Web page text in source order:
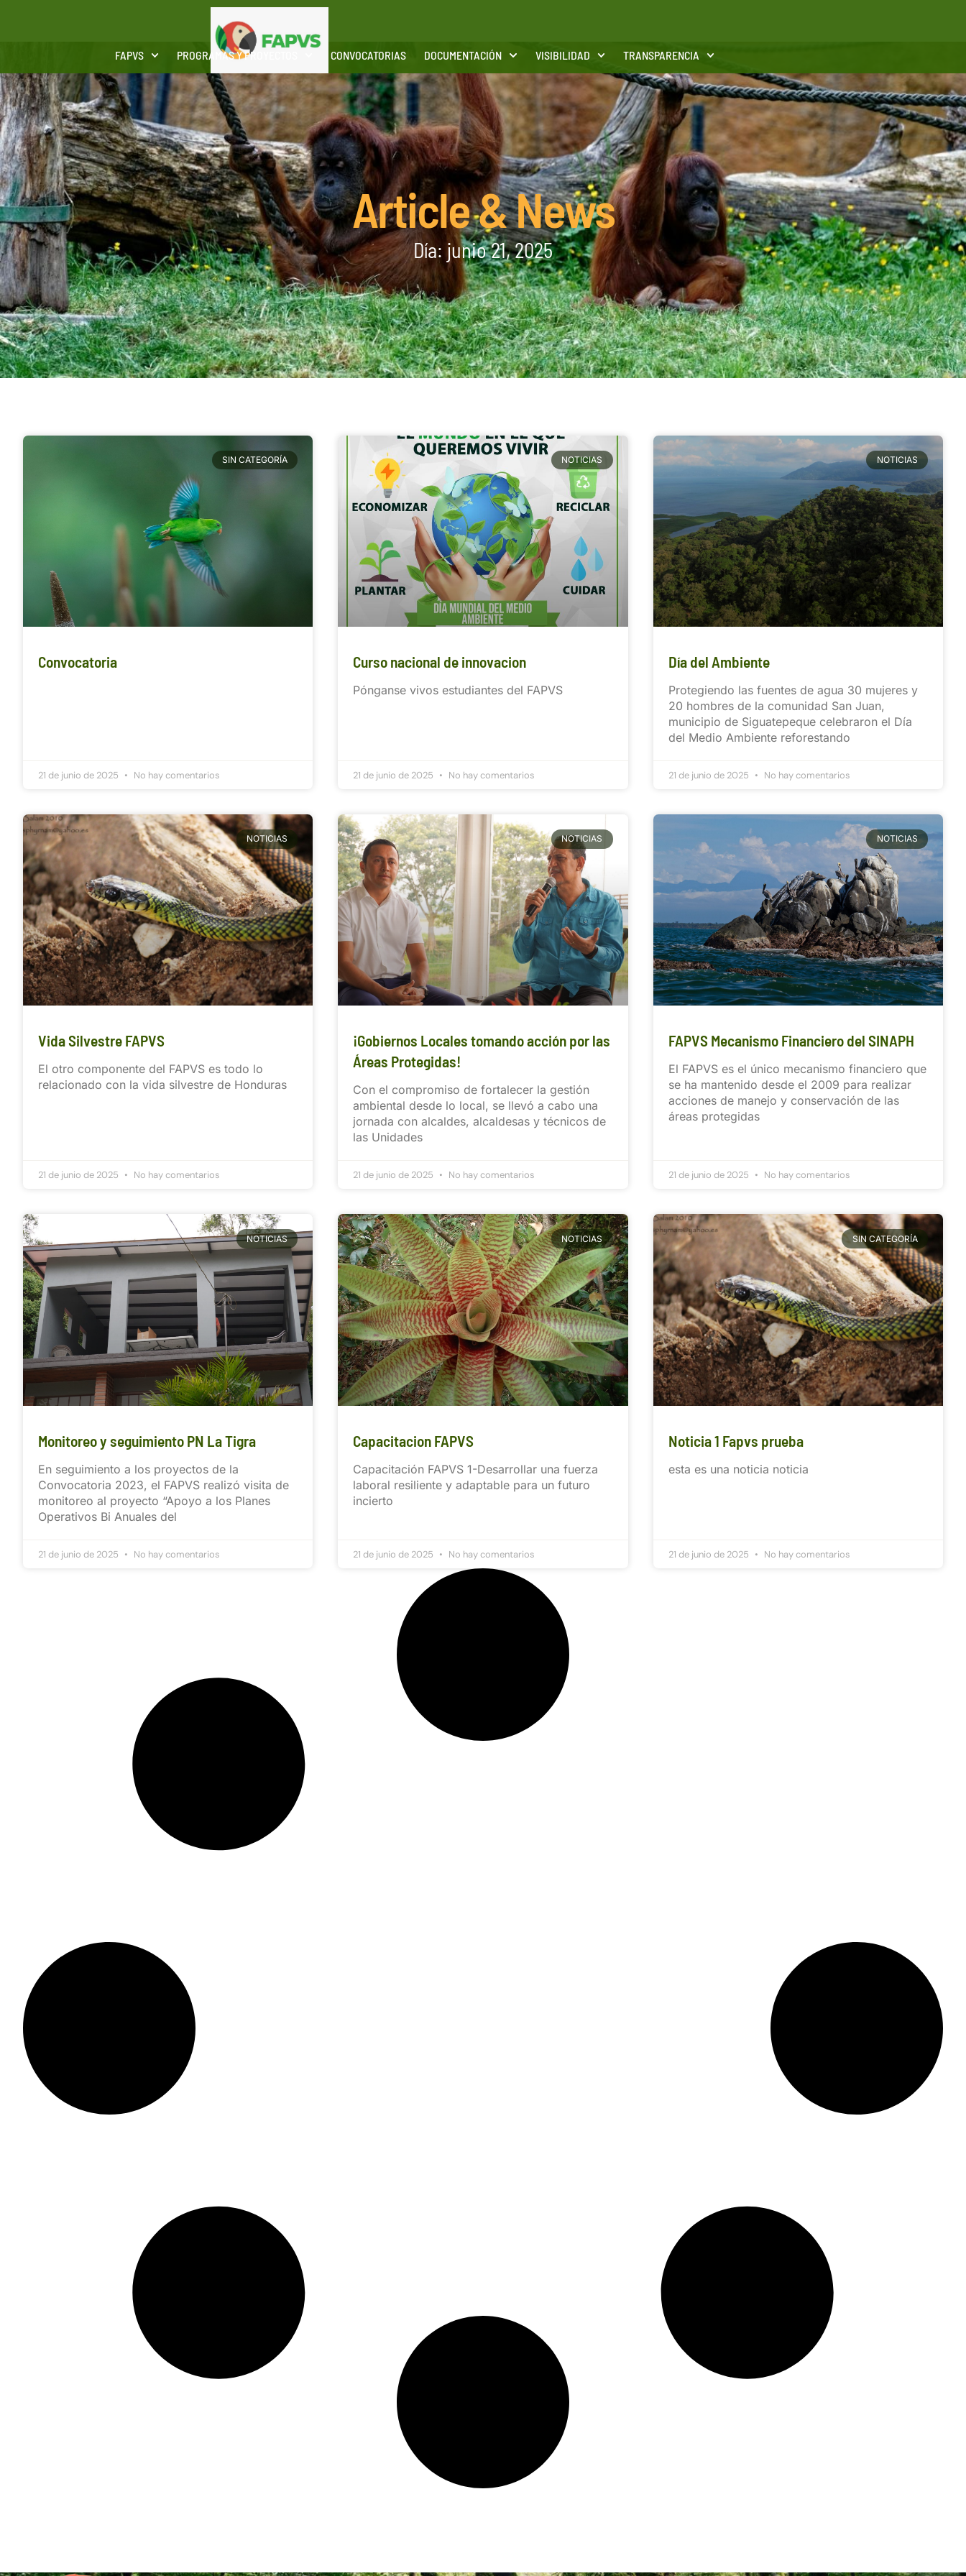
FAPVS PROGRAMAS Y PROYECTOS CONVOCATORIAS DOCUMENTACIÓN VISIBILIDAD TRANSPARENCIA
Article & News
Día: junio 21, 2025
SIN CATEGORÍA
Convocatoria
21 de junio de 2025 No hay comentarios
NOTICIAS
Curso nacional de innovacion
Pónganse vivos estudiantes del FAPVS
21 de junio de 2025 No hay comentarios
NOTICIAS
Día del Ambiente
Protegiendo las fuentes de agua 30 mujeres y
20 hombres de la comunidad San Juan,
municipio de Siguatepeque celebraron el Día
del Medio Ambiente reforestando
21 de junio de 2025 No hay comentarios
NOTICIAS
Vida Silvestre FAPVS
El otro componente del FAPVS es todo lo
relacionado con la vida silvestre de Honduras
21 de junio de 2025 No hay comentarios
NOTICIAS
¡Gobiernos Locales tomando acción por las
Áreas Protegidas!
Con el compromiso de fortalecer la gestión
ambiental desde lo local, se llevó a cabo una
jornada con alcaldes, alcaldesas y técnicos de
las Unidades
21 de junio de 2025 No hay comentarios
NOTICIAS
FAPVS Mecanismo Financiero del SINAPH
El FAPVS es el único mecanismo financiero que
se ha mantenido desde el 2009 para realizar
acciones de manejo y conservación de las
áreas protegidas
21 de junio de 2025 No hay comentarios
NOTICIAS
Monitoreo y seguimiento PN La Tigra
En seguimiento a los proyectos de la
Convocatoria 2023, el FAPVS realizó visita de
monitoreo al proyecto “Apoyo a los Planes
Operativos Bi Anuales del
21 de junio de 2025 No hay comentarios
NOTICIAS
Capacitacion FAPVS
Capacitación FAPVS 1-Desarrollar una fuerza
laboral resiliente y adaptable para un futuro
incierto
21 de junio de 2025 No hay comentarios
SIN CATEGORÍA
Noticia 1 Fapvs prueba
esta es una noticia noticia
21 de junio de 2025 No hay comentarios